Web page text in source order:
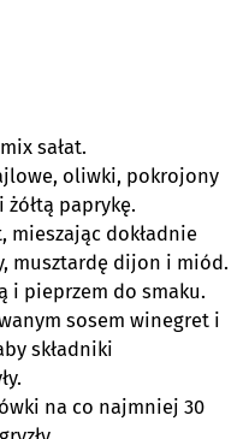
sałat.
oliwki, pokrojony
paprykę.
mieszając dokładnie
musztardę dijon i miód.
i pieprzem do smaku.
sosem winegret i
składniki
na co najmniej 30